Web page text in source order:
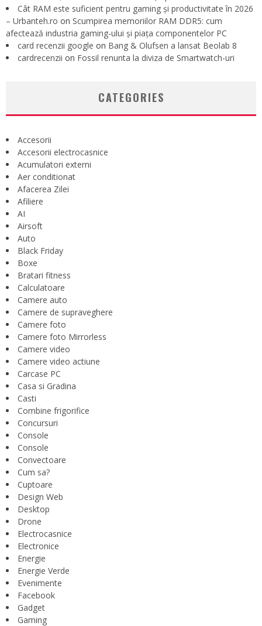
Cât RAM este suficient pentru gaming și productivitate în 2026
– Urbanteh.ro on Scumpirea memoriilor RAM DDR5: cum
afectează industria gaming-ului și piața componentelor PC
card recenzii google on Bang & Olufsen a lansat Beolab 8
cardrecenzii on Fossil renunta la diviza de Smartwatch-uri
CATEGORIES
Accesorii
Accesorii electrocasnice
Acumulatori externi
Aer conditionat
Afacerea Zilei
Afiliere
AI
Airsoft
Auto
Black Friday
Boxe
Bratari fitness
Calculatoare
Camere auto
Camere de supraveghere
Camere foto
Camere foto Mirrorless
Camere video
Camere video actiune
Carcase PC
Casa si Gradina
Casti
Combine frigorifice
Concursuri
Console
Console
Convectoare
Cum sa?
Cuptoare
Design Web
Desktop
Drone
Electrocasnice
Electronice
Energie
Energie Verde
Evenimente
Facebook
Gadget
Gaming